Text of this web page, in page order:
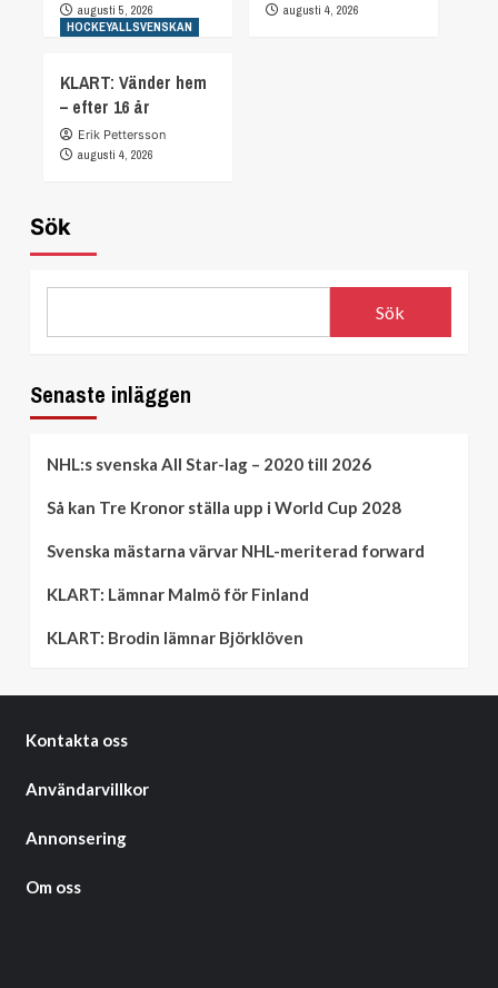
augusti 5, 2026
augusti 4, 2026
HOCKEYALLSVENSKAN
KLART: Vänder hem
– efter 16 år
Erik Pettersson
augusti 4, 2026
Sök
Sök
Senaste inläggen
NHL:s svenska All Star-lag – 2020 till 2026
Så kan Tre Kronor ställa upp i World Cup 2028
Svenska mästarna värvar NHL-meriterad forward
KLART: Lämnar Malmö för Finland
KLART: Brodin lämnar Björklöven
Kontakta oss
Användarvillkor
Annonsering
Om oss